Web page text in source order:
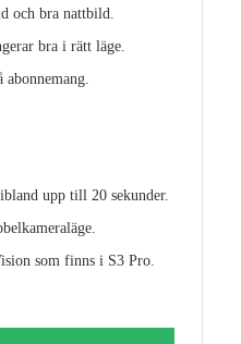
och bra nattbild.
bra i rätt läge.
upp till 20 sekunder.
som finns i S3 Pro.